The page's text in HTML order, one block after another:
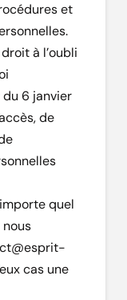
et
à l’oubli
du 6 janvier
de
quel
cas une